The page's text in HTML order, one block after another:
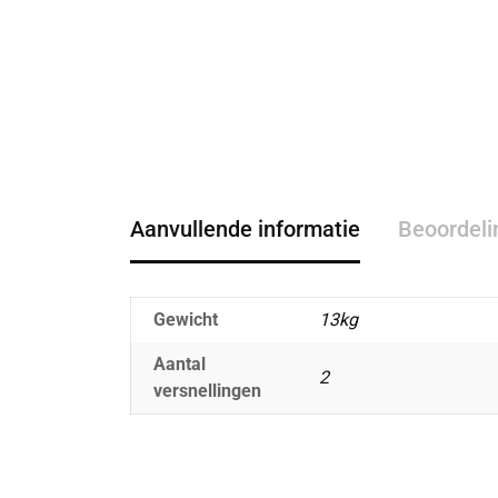
Aanvullende informatie
Gewicht 13kg
Aantal
versnellingen
2